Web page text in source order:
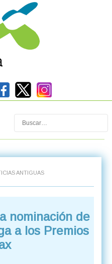
Buscar
ANTIGUAS
nominación de
a los Premios